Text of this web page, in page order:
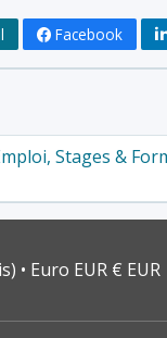
Facebook
Stages &
Euro EUR € EUR